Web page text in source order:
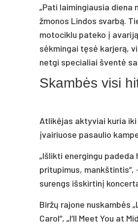
„Pati laimingiausia diena
žmonos Lindos svarbą.
motociklu pateko į
sėkmingai tęsė karjerą,
netgi specialiai šventė
Skambės visi
Atlikėjas aktyviai kuria
įvairiuose pasaulio
„Išlikti energingu
pritupimus,
surengs išskirtinį
Biržų rajone nuskambės
Carol“, „I‘ll Meet You at